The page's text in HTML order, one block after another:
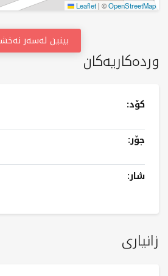
وردەکاریەکان
کۆد:
جۆر:
شار:
زانیاری
Leaflet | ©OpenStreetMap
بینین لەسەر